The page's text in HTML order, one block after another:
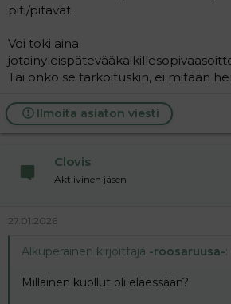
piti/pitävät.
Voi toki aina
Tai onko se tarkoituskin, ei mitään
Ilmoita asiaton viesti
Clovis
Aktiivinen jäsen
27.01.2026
Alkuperäinen kirjoittaja -roosaruusa-:
Millainen kuollut oli eläessään?